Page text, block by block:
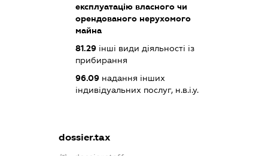
експлуатацію власного чи
орендованого нерухомого
майна
81.29інші види діяльності із
прибирання
96.09надання інших
індивідуальних послуг, н.в.і.у.
dossier.tax